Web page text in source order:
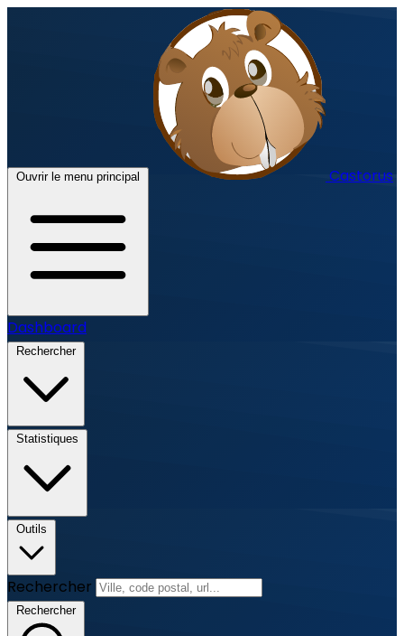
Ouvrir le menu principal Castorus
Dashboard
Rechercher
Statistiques
Outils
Rechercher
Rechercher